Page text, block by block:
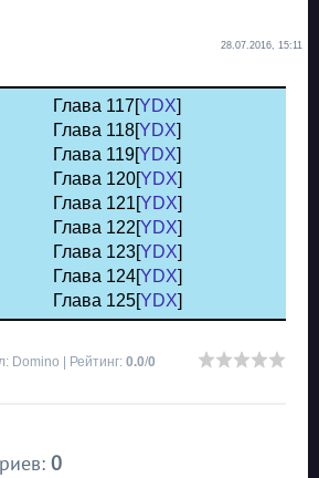
28.07.2016, 15:11
Глава 117[YDX]
Глава 118[YDX]
Глава 119[YDX]
Глава 120[YDX]
Глава 121[YDX]
Глава 122[YDX]
Глава 123[YDX]
Глава 124[YDX]
Глава 125[YDX]
: Domino Рейтинг: 0.0/0
: 0